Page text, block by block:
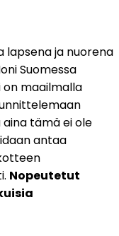
lapsena ja nuorena
Suomessa
maailmalla
tämä ei ole
antaa
Nopeutetut